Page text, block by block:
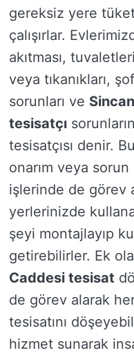
gereksiz yere
çalışırlar.
akıtması,
veya tıkanıkları,
sorunları ve
tesisatçı
tesisatçısı denir.
onarım veya
işlerinde de görev
yerlerinizde
şeyi montajlayıp
getirebilirler. Ek
Caddesi tesisat
de görev alarak
tesisatını
hizmet sunarak